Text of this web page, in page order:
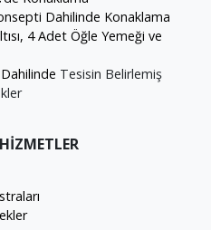
Dahilinde Konaklama
4 Adet Öğle Yemeği ve
Tesisin Belirlemiş